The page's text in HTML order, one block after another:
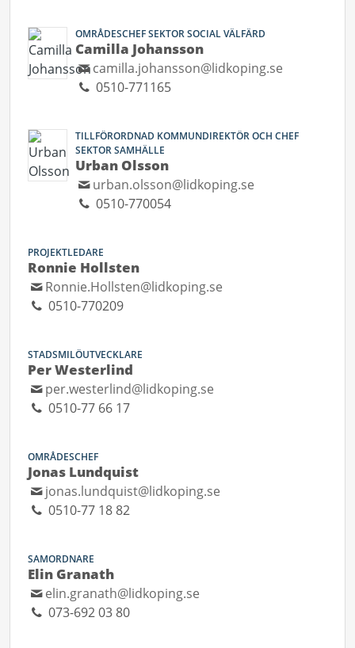
OMRÅDESCHEF SEKTOR SOCIAL VÄLFÄRD
Camilla Johansson
camilla.johansson@lidkoping.se
0510-771165
TILLFÖRORDNAD KOMMUNDIREKTÖR OCH CHEF
SEKTOR SAMHÄLLE
Urban Olsson
urban.olsson@lidkoping.se
0510-770054
PROJEKTLEDARE
Ronnie Hollsten
Ronnie.Hollsten@lidkoping.se
0510-770209
STADSMILÖUTVECKLARE
Per Westerlind
per.westerlind@lidkoping.se
0510-77 66 17
OMRÅDESCHEF
Jonas Lundquist
jonas.lundquist@lidkoping.se
0510-77 18 82
SAMORDNARE
Elin Granath
elin.granath@lidkoping.se
073-692 03 80